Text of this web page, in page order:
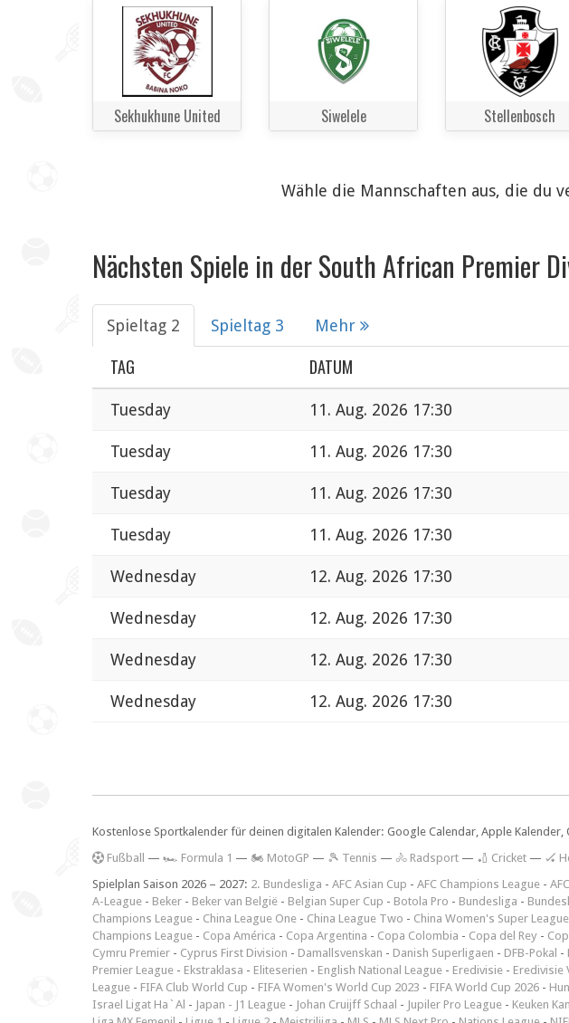
Sekhukhune United Siwelele Stellenbosch
Wähle die Mannschaften aus, die du
Nächsten Spiele in der South African Premier
Spieltag 2 Spieltag 3 Mehr
TAG DATUM
Tuesday 11. Aug. 2026 17:30
Tuesday 11. Aug. 2026 17:30
Tuesday 11. Aug. 2026 17:30
Tuesday 11. Aug. 2026 17:30
Wednesday 12. Aug. 2026 17:30
Wednesday 12. Aug. 2026 17:30
Wednesday 12. Aug. 2026 17:30
Wednesday 12. Aug. 2026 17:30
Kostenlose Sportkalender für deinen digitalen Kalender: Google Calendar, Apple
Fußball — 🏎️ Formula 1 — 🏍 MotoGP — 🎾 Tennis — 🚴 Radsport — 🏏 Cricket — 🏑
Spielplan Saison 2026 – 2027: 2. Bundesliga - AFC Asian Cup - AFC Champions League -
A-League - Beker - Beker van België - Belgian Super Cup - Botola Pro - Bundesliga -
Champions League - China League One - China League Two - China Women's Super League
Champions League - Copa América - Copa Argentina - Copa Colombia - Copa del Rey -
Cymru Premier - Cyprus First Division - Damallsvenskan - Danish Superligaen - DFB-Pokal -
Premier League - Ekstraklasa - Eliteserien - English National League - Eredivisie - Eredivisie
League - FIFA Club World Cup - FIFA Women's World Cup 2023 - FIFA World Cup 2026 -
Israel Ligat Ha`Al - Japan - J1 League - Johan Cruijff Schaal - Jupiler Pro League - Keuken